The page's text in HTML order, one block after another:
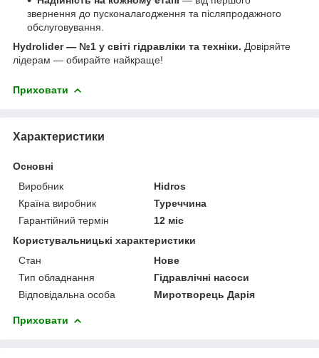
звернення до пусконалагодження та післяпродажного
обслуговування.
Hydrolider — №1 у світі гідравліки та техніки. Довіряйте
лідерам — обирайте найкраще!
Приховати
Характеристики
Основні
Виробник
Hidros
Країна виробник
Туреччина
Гарантійний термін
12 міс
Користувальницькі характеристики
Стан
Нове
Тип обладнання
Гідравлічні насоси
Відповідальна особа
Миротворець Дарія
Приховати